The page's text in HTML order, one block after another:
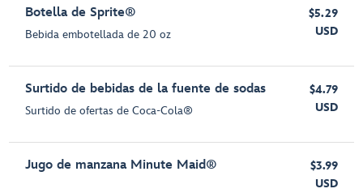
Botella de Sprite®
Bebida embotellada de 20 oz
$5.29
USD
Surtido de bebidas de la fuente de sodas
Surtido de ofertas de Coca-Cola®
$4.79
USD
Jugo de manzana Minute Maid®
$3.99
USD